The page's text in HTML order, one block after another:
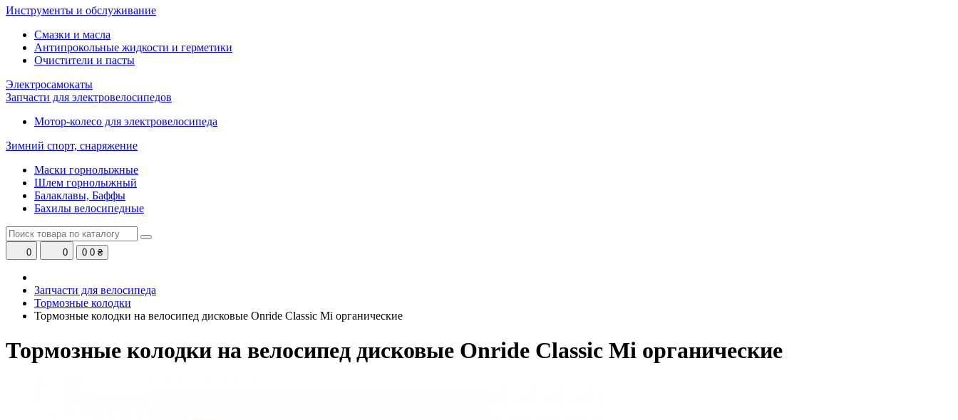
Инструменты и обслуживание
Смазки и масла
Антипрокольные жидкости и герметики
Очистители и пасты
Электросамокаты
Запчасти для электровелосипедов
Мотор-колесо для электровелосипеда
Зимний спорт, снаряжение
Маски горнолыжные
Шлем горнолыжный
Балаклавы, Баффы
Бахилы велосипедные
0 0 0 0 ₴
Запчасти для велосипеда
Тормозные колодки
Тормозные колодки на велосипед дисковые Onride Classic Mi органические
Тормозные колодки на велосипед дисковые Onride Classic Mi органические